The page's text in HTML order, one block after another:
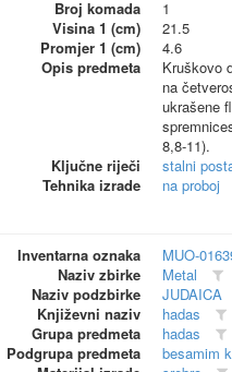
Broj komada
1
Visina 1 (cm)
21.5
Promjer 1 (cm)
4.6
Opis predmeta
Kruškovo
na
ukrašene
8,8-11).
Ključne riječi
stalni
Tehnika izrade
na proboj
Inventarna oznaka
MUO-
Naziv zbirke
Metal
Naziv podzbirke
JUDAICA
Književni naziv
hadas
Grupa predmeta
hadas
Podgrupa predmeta
besamim